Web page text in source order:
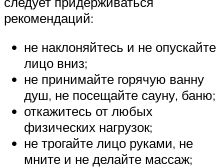
рекомендаций:
не наклоняйтесь и не опускайте
лицо вниз;
не принимайте горячую ванну
душ, не посещайте сауну, баню;
откажитесь от любых
физических нагрузок;
не трогайте лицо руками, не
мните и не делайте массаж;